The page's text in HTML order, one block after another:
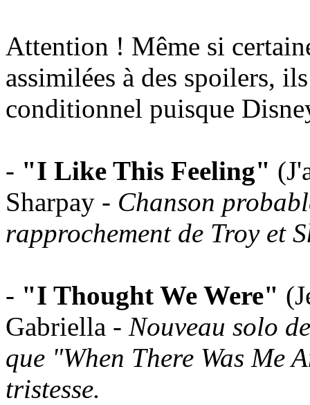
Attention ! Même si
assimilées à des spoilers,
conditionnel puisque
- "I Like This Feeling"
Sharpay - Chanson
rapprochement de Troy et
- "I Thought We Were"
Gabriella - Nouveau solo
que "When There Was Me
tristesse.